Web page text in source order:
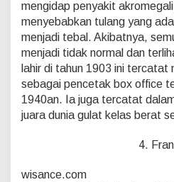
mengidap penyakit
menyebabkan tulang yang
menjadi tebal. Akibatnya,
menjadi tidak normal dan
lahir di tahun 1903 ini tercatat
sebagai pencetak box office
1940an. Ia juga tercatat
juara dunia gulat kelas berat
4.
wisance.com